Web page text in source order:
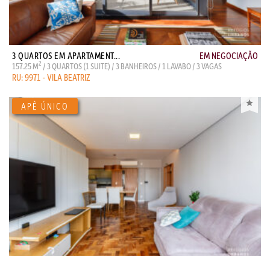
3 QUARTOS EM APARTAMENT... EM NEGOCIAÇÃO
157.25 M2 / 3 QUARTOS (1 SUITE) / 3 BANHEIROS / 1 LAVABO / 3 VAGAS
RU: 9971 - VILA BEATRIZ